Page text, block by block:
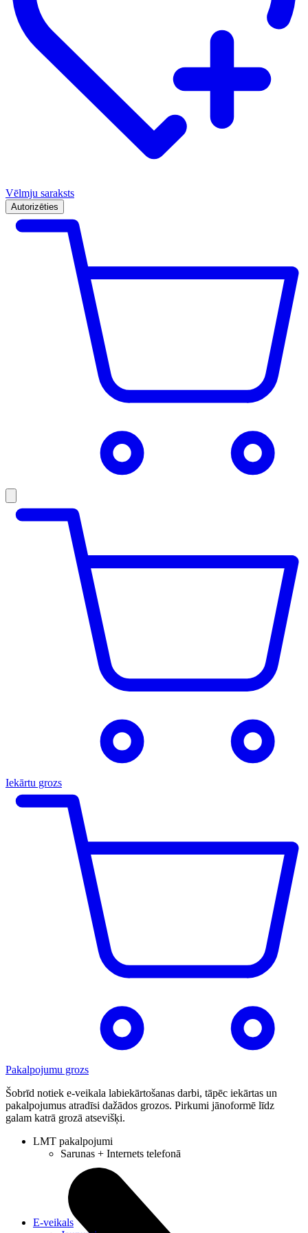
Vēlmju saraksts
Autorizēties
Iekārtu grozs
Pakalpojumu grozs
Šobrīd notiek e-veikala labiekārtošanas darbi, tāpēc iekārtas un
pakalpojumus atradīsi dažādos grozos. Pirkumi jānoformē līdz
galam katrā grozā atsevišķi.
LMT pakalpojumi
Sarunas + Internets telefonā
E-veikals